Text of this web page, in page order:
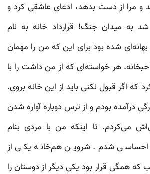
و مرا از دست بدهد، ادعای عاشقی کرد و
به میدان جنگ! قرارداد خانه به نام
شده بود برای این که من را مهمان
هر خواسته‌ای که از من داشت را با
که اگر قبول نکنی باید از این خانه بروی.
درآمده بودم و از ترس دوباره آواره شدن
می‌کردم. تا اینکه من با مردی بنام
احساسی شدم. شروین هم‌خانه یکی از
همگی قرار بود یکی دیگر از دوستان را